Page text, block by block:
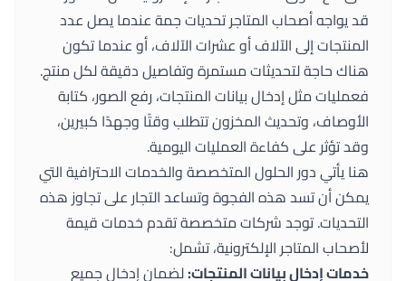
قد يواجه أصحاب المتاجر تحديات جمة عندما يصل عدد
المنتجات إلى الآلاف أو عشرات الآلاف، أو عندما تكون
هناك حاجة لتحديثات مستمرة وتفاصيل دقيقة لكل منتج.
فعمليات مثل إدخال بيانات المنتجات، رفع الصور، كتابة
الأوصاف، وتحديث المخزون تتطلب وقتًا وجهدًا كبيرين،
وقد تؤثر على كفاءة العمليات اليومية.
هنا يأتي دور الحلول المتخصصة والخدمات الاحترافية التي
يمكن أن تسد هذه الفجوة وتساعد التجار على تجاوز هذه
التحديات. توجد شركات متخصصة تقدم خدمات قيمة
لأصحاب المتاجر الإلكترونية، تشمل:
خدمات إدخال بيانات المنتجات:لضمان إدخال جميع